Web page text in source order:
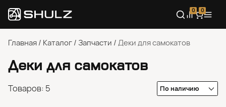
0 0
Главная / Каталог / Запчасти / Деки для самокатов
Деки для самокатов
Товаров: 5